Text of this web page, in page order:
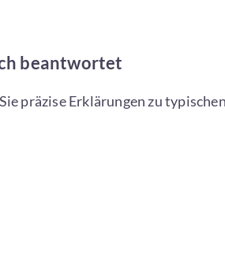
beantwortet
präzise Erklärungen zu